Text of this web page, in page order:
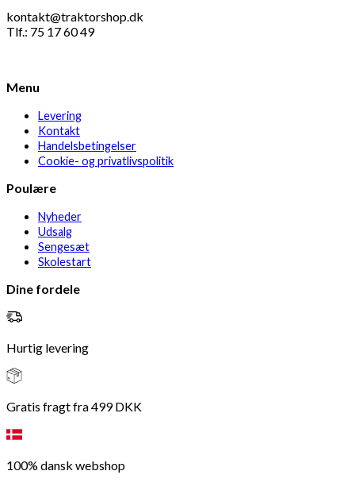
kontakt@traktorshop.dk
Tlf.: 75 17 60 49
Menu
Levering
Kontakt
Handelsbetingelser
Cookie- og privatlivspolitik
Poulære
Nyheder
Udsalg
Sengesæt
Skolestart
Dine fordele
Hurtig levering
Gratis fragt fra 499 DKK
100% dansk webshop